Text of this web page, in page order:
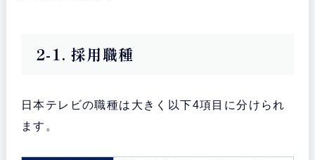
2-1. 採用職種
日本テレビの職種は大きく以下4項目に分けられ
ます。